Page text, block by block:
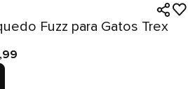
Fuzz para Gatos Trex